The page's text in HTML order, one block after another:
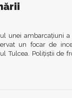
unei ambarcaţiuni
un focar de
Tulcea. Poliţiştii de